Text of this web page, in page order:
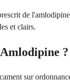
de
et clairs.
?
sur